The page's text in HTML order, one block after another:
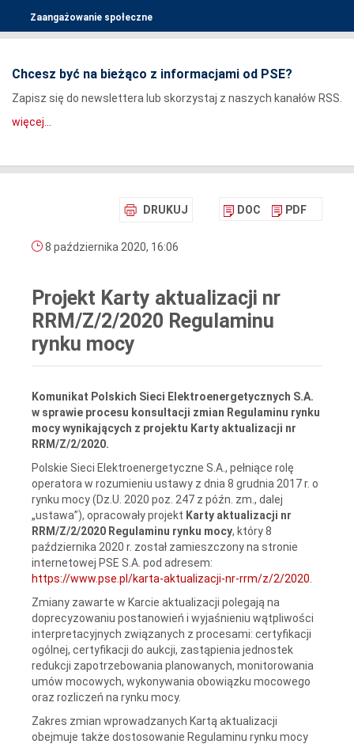
Zaangażowanie społeczne
Chcesz być na bieżąco z informacjami od PSE?
Zapisz się do newslettera lub skorzystaj z naszych kanałów RSS.
więcej...
DRUKUJ DOC PDF
8 października 2020, 16:06
Projekt Karty aktualizacji nr
RRM/Z/2/2020 Regulaminu
rynku mocy
Komunikat Polskich Sieci Elektroenergetycznych S.A.
w sprawie procesu konsultacji zmian Regulaminu rynku
mocy wynikających z projektu Karty aktualizacji nr
RRM/Z/2/2020.
Polskie Sieci Elektroenergetyczne S.A., pełniące rolę
operatora w rozumieniu ustawy z dnia 8 grudnia 2017 r. o
rynku mocy (Dz.U. 2020 poz. 247 z późn. zm., dalej
„ustawa”), opracowały projekt Karty aktualizacji nr
RRM/Z/2/2020 Regulaminu rynku mocy, który 8
października 2020 r. został zamieszczony na stronie
internetowej PSE S.A. pod adresem:
https://www.pse.pl/karta-aktualizacji-nr-rrm/z/2/2020
Zmiany zawarte w Karcie aktualizacji polegają na
doprecyzowaniu postanowień i wyjaśnieniu wątpliwości
interpretacyjnych związanych z procesami: certyfikacji
ogólnej, certyfikacji do aukcji, zastąpienia jednostek
redukcji zapotrzebowania planowanych, monitorowania
umów mocowych, wykonywania obowiązku mocowego
oraz rozliczeń na rynku mocy.
Zakres zmian wprowadzanych Kartą aktualizacji
obejmuje także dostosowanie Regulaminu rynku mocy